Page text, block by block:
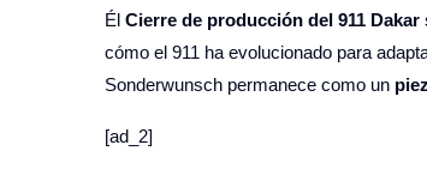
Él Cierre de producción del 911 Dakar
cómo el 911 ha evolucionado para
Sonderwunsch permanece como un
[ad_2]